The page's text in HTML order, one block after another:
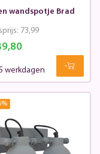
wandspotje Brad
73,99
werkdagen
%